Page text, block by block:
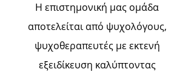
Η επιστημονική μας ομάδα
αποτελείται από ψυχολόγους,
ψυχοθεραπευτές με εκτενή
εξειδίκευση καλύπτοντας